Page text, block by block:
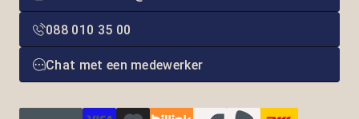
088 010 35 00
Chat met een medewerker